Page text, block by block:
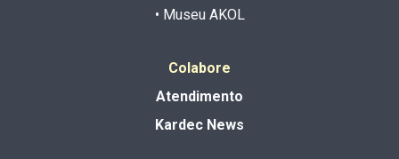
• Museu AKOL
Colabore
Atendimento
Kardec News